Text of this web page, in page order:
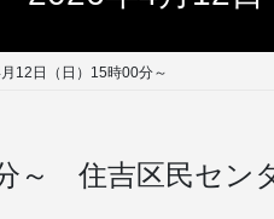
12日（日）15時00分～
～ 住吉区民セン